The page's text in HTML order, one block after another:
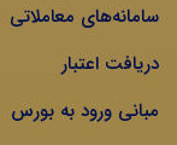
سامانه‌های معاملاتی
دریافت اعتبار
مبانی ورود به بورس